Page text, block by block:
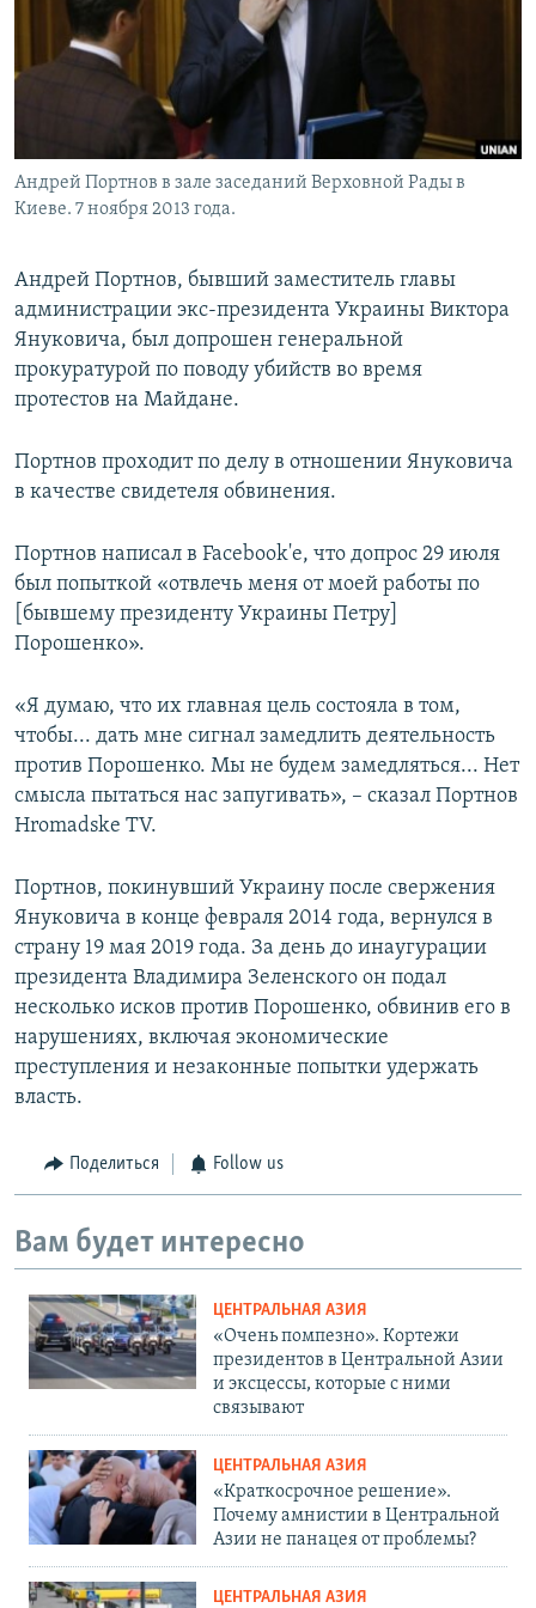
Андрей Портнов в зале заседаний Верховной Рады в
Киеве. 7 ноября 2013 года.
Андрей Портнов, бывший заместитель главы
администрации экс-президента Украины Виктора
Януковича, был допрошен генеральной
прокуратурой по поводу убийств во время
протестов на Майдане.
Портнов проходит по делу в отношении Януковича
в качестве свидетеля обвинения.
Портнов написал в Facebook'е, что допрос 29 июля
был попыткой «отвлечь меня от моей работы по
[бывшему президенту Украины Петру]
Порошенко».
«Я думаю, что их главная цель состояла в том,
чтобы... дать мне сигнал замедлить деятельность
против Порошенко. Мы не будем замедляться... Нет
смысла пытаться нас запугивать», –​ сказал Портнов
Hromadske TV.
Портнов, покинувший Украину после свержения
Януковича в конце февраля 2014 года, вернулся в
страну 19 мая 2019 года. За день до инаугурации
президента Владимира Зеленского он подал
несколько исков против Порошенко, обвинив его в
нарушениях, включая экономические
преступления и незаконные попытки удержать
власть.
Поделиться Follow us
Вам будет интересно
ЦЕНТРАЛЬНАЯ АЗИЯ
«Очень помпезно». Кортежи
президентов в Центральной Азии
и эксцессы, которые с ними
связывают
ЦЕНТРАЛЬНАЯ АЗИЯ
«Краткосрочное решение».
Почему амнистии в Центральной
Азии не панацея от проблемы?
ЦЕНТРАЛЬНАЯ АЗИЯ